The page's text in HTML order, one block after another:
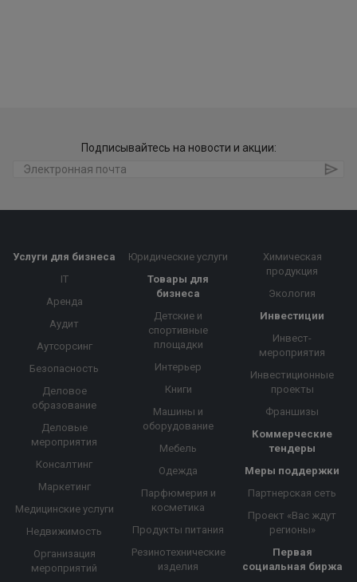
Подписывайтесь на новости и акции:
Услуги для бизнеса
IT
Аренда
Аудит
Аутсорсинг
Безопасность
Деловое
образование
Деловые
мероприятия
Консалтинг
Маркетинг
Медицинские услуги
Недвижимость
Организация
мероприятий
Юридические услуги
Товары для
бизнеса
Детские и
спортивные
площадки
Интерьер
Книги
Машины и
оборудование
Мебель
Одежда
Парфюмерия и
косметика
Продукты питания
Резинотехнические
изделия
Химическая
продукция
Экология
Инвестиции
Инвест-
мероприятия
Инвестиционные
проекты
Франшизы
Коммерческие
тендеры
Меры поддержки
Партнерская сеть
Проект «Вас ждут
регионы»
Первая
социальная биржа